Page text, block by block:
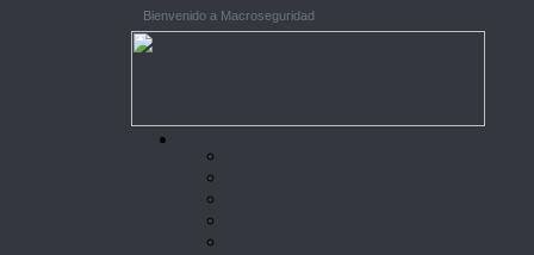
Bienvenido a Macroseguridad